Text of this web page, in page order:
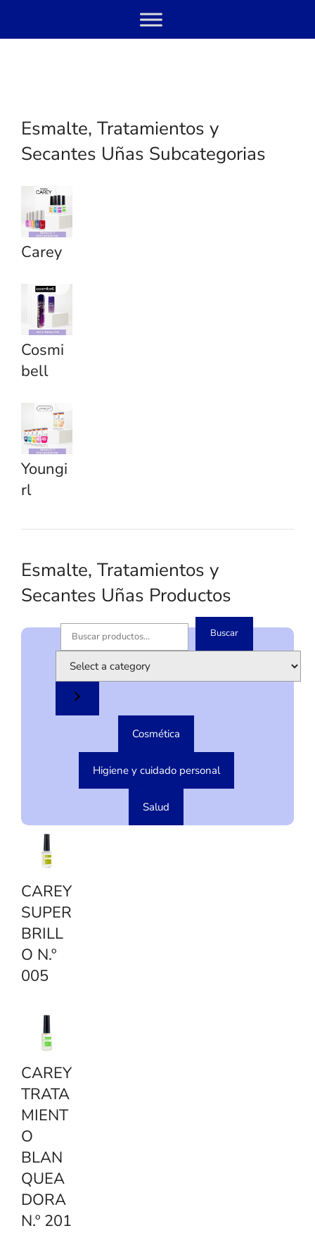
content
Esmalte, Tratamientos y
Secantes Uñas Subcategorias
Carey
Cosmi
bell
Youngi
rl
Esmalte, Tratamientos y
Secantes Uñas Productos
u
c
r
Buscar
c
g
Cosmética
Higiene y cuidado personal
Salud
CAREY
SUPER
BRILL
O N.º
005
CAREY
TRATA
MIENT
O
BLAN
QUEA
DORA
N.º 201